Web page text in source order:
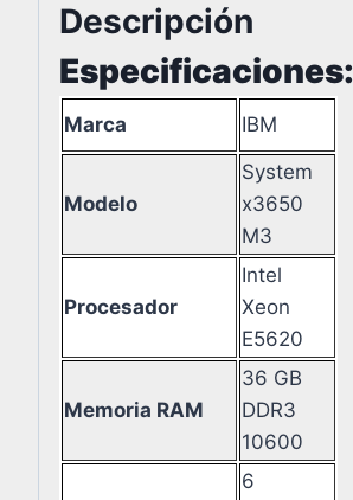
Descripción
Especificaciones:
Marca IBM
Modelo
System
x3650
M3
Procesador
Intel
Xeon
E5620
Memoria RAM
36 GB
DDR3
10600
6